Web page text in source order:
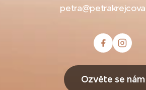
Ozvěte se nám